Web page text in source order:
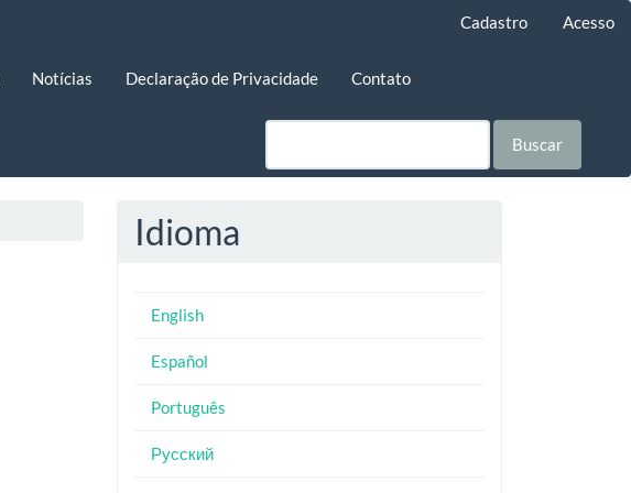
Cadastro Acesso
Notícias Declaração de Privacidade Contato
Buscar
Idioma
English
Español
Português
Русский